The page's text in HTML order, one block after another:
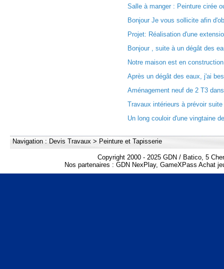
Salle à manger : Peinture cirée
Bonjour Je vous sollicite afin
Projet: Réalisation d'une
Bonjour , suite à un dégât des
Notre maison est en
Après un dégât des eaux, j'ai
Aménagement neuf de 2 T3
Travaux intérieurs à prévoir
Un long couloir d'une vingtaine
Navigation : Devis Travaux > Peinture et Tapisserie
Copyright 2000 - 2025 GDN / Batico, 5
Nos partenaires : GDN NexPlay, GameXPass Achat